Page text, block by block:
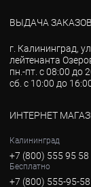
ВЫДАЧА ЗАКАЗОВ
г. Калининград,
лейтенанта
пн.-пт. с 08:00 до
сб. с 10:00 до
ИНТЕРНЕТ
Калининград
+7 (800) 555 95 58
Бесплатно
+7 (800) 555-95-58